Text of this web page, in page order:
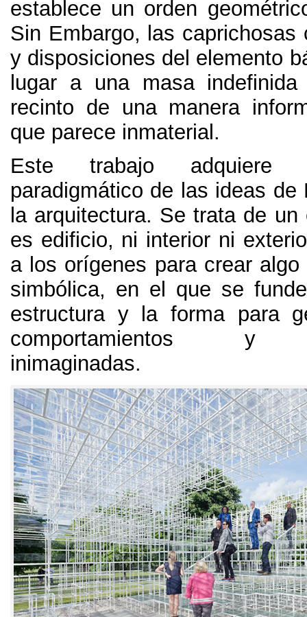
establece un orden
Sin Embargo, las caprichosas
y disposiciones del elemento
lugar a una masa
recinto de una manera
que parece inmaterial .
Este trabajo adquiere
paradigmático de las ideas de
la arquitectura. Se trata de un
es edificio, ni interior ni
a los orígenes para crear
simbólica, en el que se
estructura y la forma para
comportamientos y
inimaginadas.